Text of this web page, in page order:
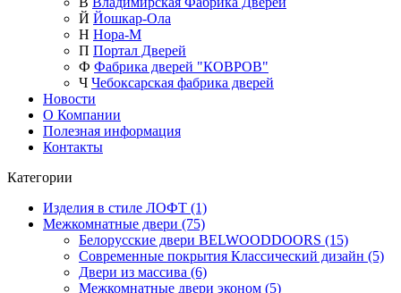
Й Йошкар-Ола
Н Нора-М
П Портал Дверей
Ф Фабрика дверей "КОВРОВ"
Ч Чебоксарская фабрика дверей
Новости
О Компании
Полезная информация
Контакты
Категории
Изделия в стиле ЛОФТ (1)
Межкомнатные двери (75)
Белорусские двери BELWOODDOORS (15)
Современные покрытия Классический дизайн (5)
Двери из массива (6)
Межкомнатные двери эконом (5)